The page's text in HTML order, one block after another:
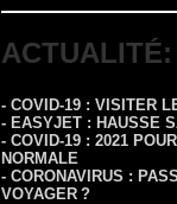
ACTUALITÉ:
- COVID-19 : VISITER
- EASYJET : HAUSSE
- COVID-19 : 2021
NORMALE
- CORONAVIRUS :
VOYAGER ?